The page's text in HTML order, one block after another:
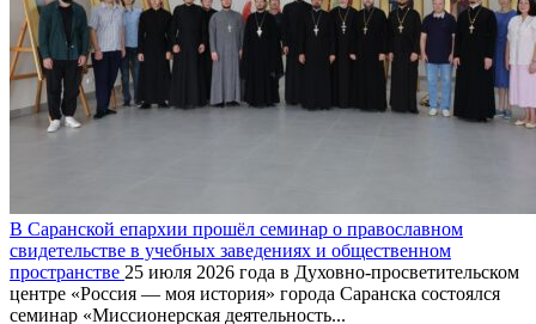
В Саранской епархии прошёл семинар о православном
свидетельстве в учебных заведениях и общественном
пространстве 25 июля 2026 года в Духовно-просветительском
центре «Россия — моя история» города Саранска состоялся
семинар «Миссионерская деятельность...